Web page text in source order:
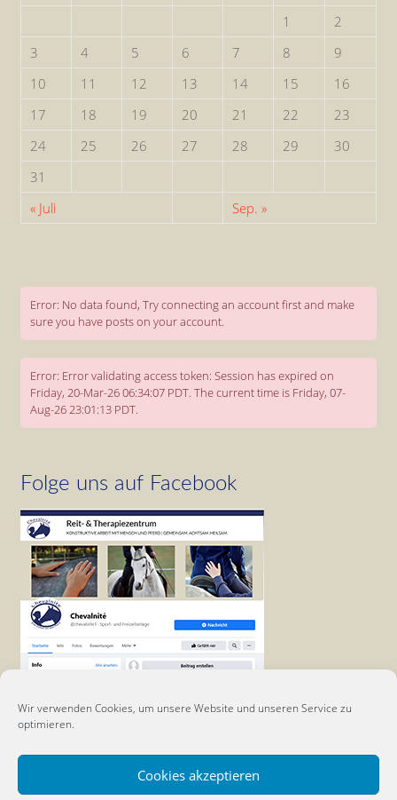
Wir verwenden Cookies, um unsere Website und unseren Service zu
optimieren.
Cookies akzeptieren
1
2
3
4 5 6 7 8
9
10
11 12 13 14 15
16
17
18 19 20 21 22
23
24
25 26 27 28 29
30
31
« Juli
Sep. »
Error: No data found, Try connecting an account first and make
sure you have posts on your account.
Error: Error validating access token: Session has expired on
Friday, 20-Mar-26 06:34:07 PDT. The current time is Friday, 07-
Aug-26 23:01:13 PDT.
Folge uns auf Facebook